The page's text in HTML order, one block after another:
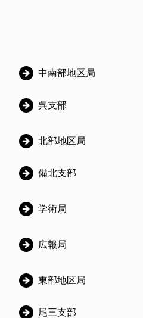
C
t
g
r
e
中南部地区局
呉支部
北部地区局
備北支部
学術局
広報局
東部地区局
尾三支部